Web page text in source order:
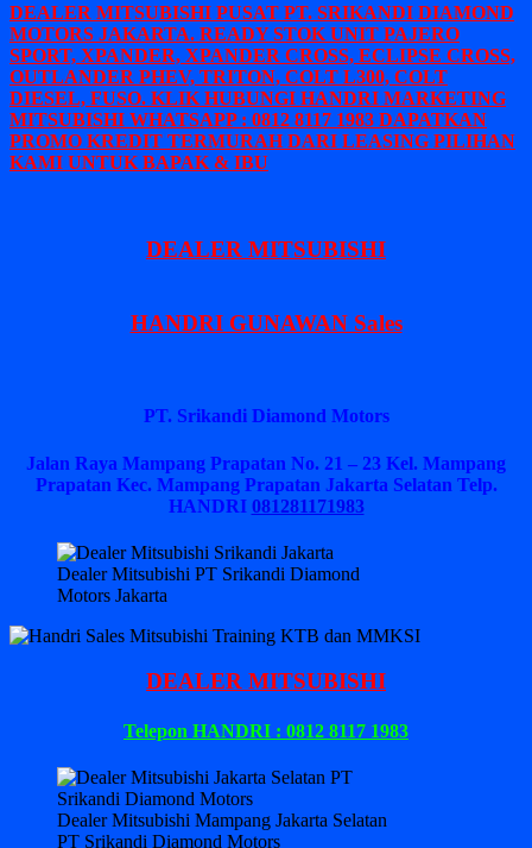
DEALER MITSUBISHI PUSAT PT. SRIKANDI DIAMOND
MOTORS JAKARTA. READY STOK UNIT PAJERO
SPORT, XPANDER, XPANDER CROSS, ECLIPSE CROSS,
OUTLANDER PHEV, TRITON, COLT L300, COLT
DIESEL, FUSO. KLIK HUBUNGI HANDRI MARKETING
MITSUBISHI WHATSAPP : 0812 8117 1983 DAPATKAN
PROMO KREDIT TERMURAH DARI LEASING PILIHAN
KAMI UNTUK BAPAK & IBU
DEALER MITSUBISHI
HANDRI GUNAWAN Sales
PT. Srikandi Diamond Motors
Jalan Raya Mampang Prapatan No. 21 – 23 Kel. Mampang
Prapatan Kec. Mampang Prapatan Jakarta Selatan Telp.
HANDRI 081281171983
Dealer Mitsubishi PT Srikandi Diamond
Motors Jakarta
DEALER MITSUBISHI
Telepon HANDRI : 0812 8117 1983
Dealer Mitsubishi Mampang Jakarta Selatan
PT Srikandi Diamond Motors